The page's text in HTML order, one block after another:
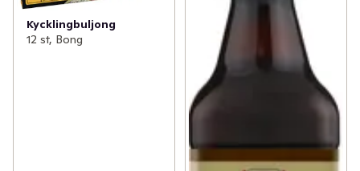
Kycklingbuljong
12 st, Bong